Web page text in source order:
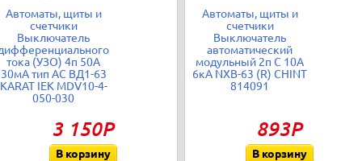
Автоматы, щиты и
счетчики
Выключатель
тока (УЗО) 4п 50А
30мА тип AC ВД1-63
KARAT IEK MDV10-4-
050-030
3 150Р
В корзину
Автоматы, щиты и
счетчики
Выключатель
автоматический
модульный 2п C 10А
6кА NXB-63 (R) CHINT
814091
893Р
В корзину